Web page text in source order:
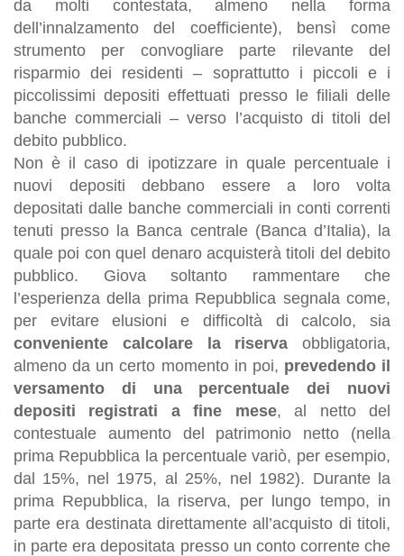
da molti contestata, almeno nella forma
dell’innalzamento del coefficiente), bensì come
strumento per convogliare parte rilevante del
risparmio dei residenti – soprattutto i piccoli e i
piccolissimi depositi effettuati presso le filiali delle
banche commerciali – verso l’acquisto di titoli del
debito pubblico.
Non è il caso di ipotizzare in quale percentuale i
nuovi depositi debbano essere a loro volta
depositati dalle banche commerciali in conti correnti
tenuti presso la Banca centrale (Banca d’Italia), la
quale poi con quel denaro acquisterà titoli del debito
pubblico. Giova soltanto rammentare che
l’esperienza della prima Repubblica segnala come,
per evitare elusioni e difficoltà di calcolo, sia
conveniente calcolare la riserva obbligatoria,
almeno da un certo momento in poi, prevedendo il
versamento di una percentuale dei nuovi
depositi registrati a fine mese, al netto del
contestuale aumento del patrimonio netto (nella
prima Repubblica la percentuale variò, per esempio,
dal 15%, nel 1975, al 25%, nel 1982). Durante la
prima Repubblica, la riserva, per lungo tempo, in
parte era destinata direttamente all’acquisto di titoli,
in parte era depositata presso un conto corrente che